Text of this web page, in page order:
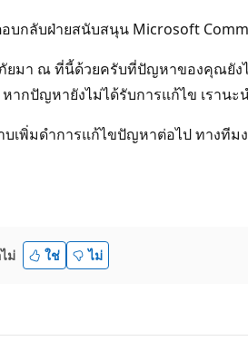
กลับฝ่ายสนับสนุน Microsoft
ยมา ณ ที่นี้ด้วยครับที่ปัญหาของคุณยัง
ากปัญหายังไม่ได้รับการแก้ไข เราน
บเพิ่มดำการแก้ไขปัญหาต่อไป ทาง
ม่ ใช่ ไม่